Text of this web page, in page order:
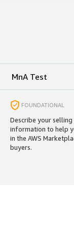
MnA Test
FOUNDATIONAL
Describe your selling
information to help
in the AWS
buyers.